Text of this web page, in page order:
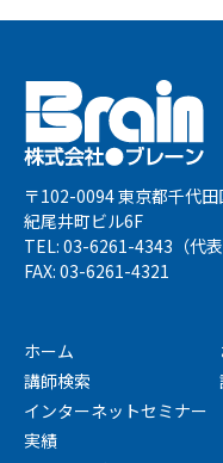
〒102-0094 東京都千代
紀尾井町ビル6F
TEL: 03-6261-4343（代表
FAX: 03-6261-4321
ホーム
講師検索
インターネットセミナー
実績